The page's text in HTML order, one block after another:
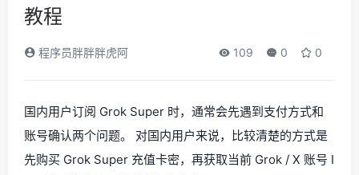
教程
程序员胖胖胖虎阿 109 0 0
国内用户订阅 Grok Super 时，通常会先遇到支付方式和
账号确认两个问题。 对国内用户来说，比较清楚的方式是
先购买 Grok Super 充值卡密，再获取当前 Grok / X 账号 I